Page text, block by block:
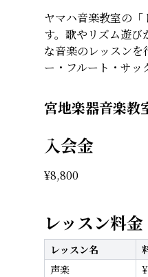
ヤマハ音楽教室の
す。歌やリズム遊
な音楽のレッスン
ー・フルート・サッ
宮地楽器音楽教
入会金
¥8,800
レッスン料金
レッスン名
声楽
¥